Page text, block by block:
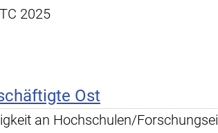
2025
Ost
an Hochschulen/